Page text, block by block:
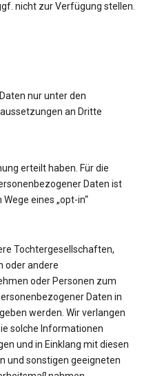
nicht zur Verfügung stellen.
nur unter den
an Dritte
erteilt haben. Für die
Daten ist
eines „opt-in“
Tochtergesellschaften,
oder andere
oder Personen zum
Daten in
werden. Wir verlangen
solche Informationen
und in Einklang mit diesen
und sonstigen geeigneten